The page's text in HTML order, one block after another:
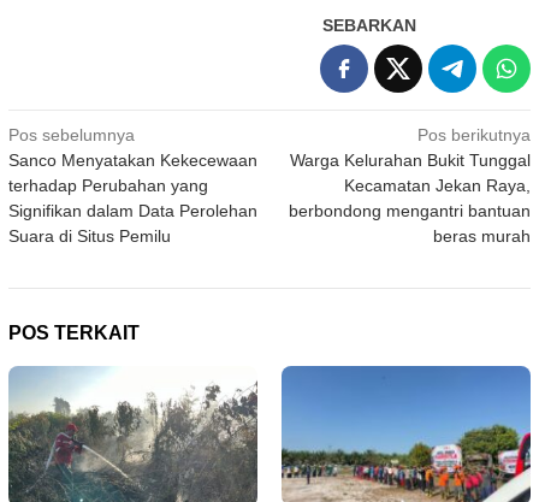
SEBARKAN
Navigasi
pos
Pos sebelumnya
Sanco Menyatakan Kekecewaan
terhadap Perubahan yang
Signifikan dalam Data Perolehan
Suara di Situs Pemilu
Pos berikutnya
Warga Kelurahan Bukit Tunggal
Kecamatan Jekan Raya,
berbondong mengantri bantuan
beras murah
POS TERKAIT